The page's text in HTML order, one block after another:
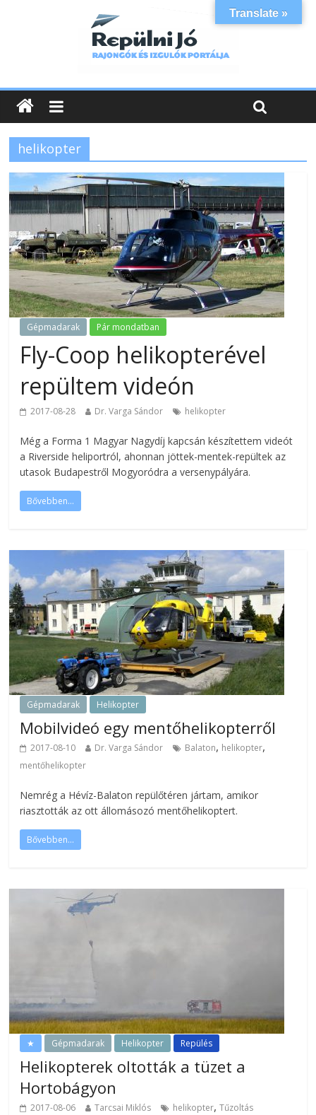
helikopter
Gépmadarak Pár mondatban
Fly-Coop helikopterével
repültem videón
2017-08-28 Dr. Varga Sándor helikopter
Még a Forma 1 Magyar Nagydíj kapcsán készítettem videót
a Riverside heliportról, ahonnan jöttek-mentek-repültek az
utasok Budapestről Mogyoródra a versenypályára.
Bővebben...
Gépmadarak Helikopter
Mobilvideó egy mentőhelikopterről
2017-08-10 Dr. Varga Sándor Balaton, helikopter,
mentőhelikopter
Nemrég a Hévíz-Balaton repülőtéren jártam, amikor
riasztották az ott állomásozó mentőhelikoptert.
Bővebben...
★ Gépmadarak Helikopter Repülés
Helikopterek oltották a tüzet a
Hortobágyon
2017-08-06 Tarcsai Miklós helikopter,Tűzoltás
Translate »